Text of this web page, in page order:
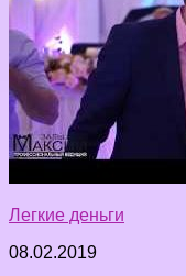
Легкие деньги
08.02.2019